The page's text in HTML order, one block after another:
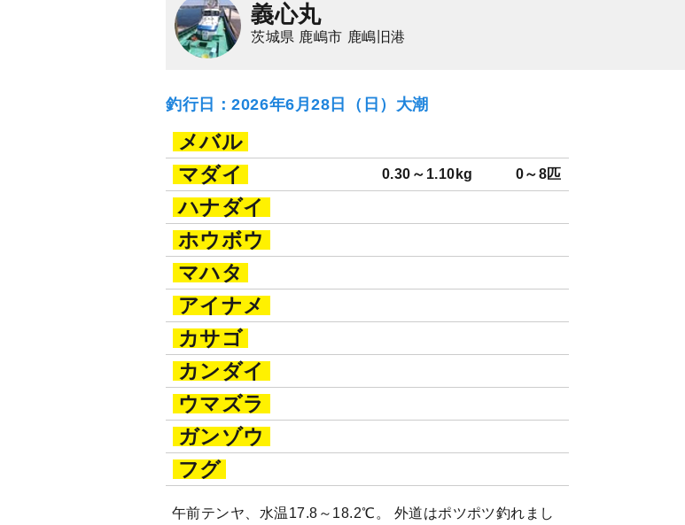
義心丸
茨城県 鹿嶋市 鹿嶋旧港
釣行日：2026年6月28日（日）大潮
メバル
マダイ
0.30～1.10kg 0～8匹
ハナダイ
ホウボウ
マハタ
アイナメ
カサゴ
カンダイ
ウマズラ
ガンゾウ
フグ
午前テンヤ、水温17.8～18.2℃。 外道はポツポツ釣れまし